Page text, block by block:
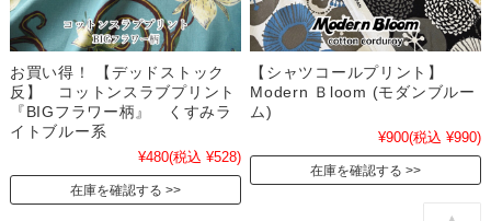
お買い得！ 【デッドストック
反】 コットンスラブプリント
『BIGフラワー柄』 くすみラ
イトブルー系
¥480(税込 ¥528)
在庫を確認する
【シャツコールプリント】
Modern Ｂloom (モダンブルー
ム)
¥900(税込 ¥990)
在庫を確認する